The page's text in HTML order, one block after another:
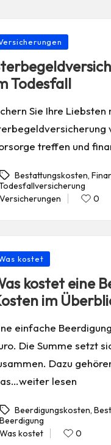
Todesfall
Sie Ihre Liebsten
treffen und
Bestattungskosten,
Posted
Versicherungen 0
kostet
kostet eine
im
einfache
Die Summe setzt
Dazu
lesen
Beerdigungskosten,
Beerdigung
Posted
Was kostet 0